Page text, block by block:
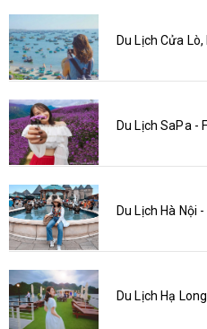
Du Lịch Cửa
Du Lịch SaPa -
Du Lịch Hà Nội
Du Lịch Hạ